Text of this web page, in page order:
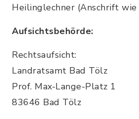
Heilinglechner (Anschrift wie
Aufsichtsbehörde:
Rechtsaufsicht:
Landratsamt Bad Tölz
Prof. Max-Lange-Platz 1
83646 Bad Tölz